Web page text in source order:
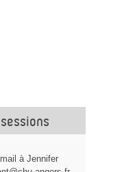
à Jennifer